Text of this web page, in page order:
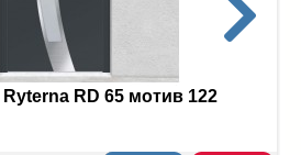
Ryterna RD 65 мотив 122